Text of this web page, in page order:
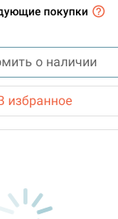
покупки
о наличии
избранное